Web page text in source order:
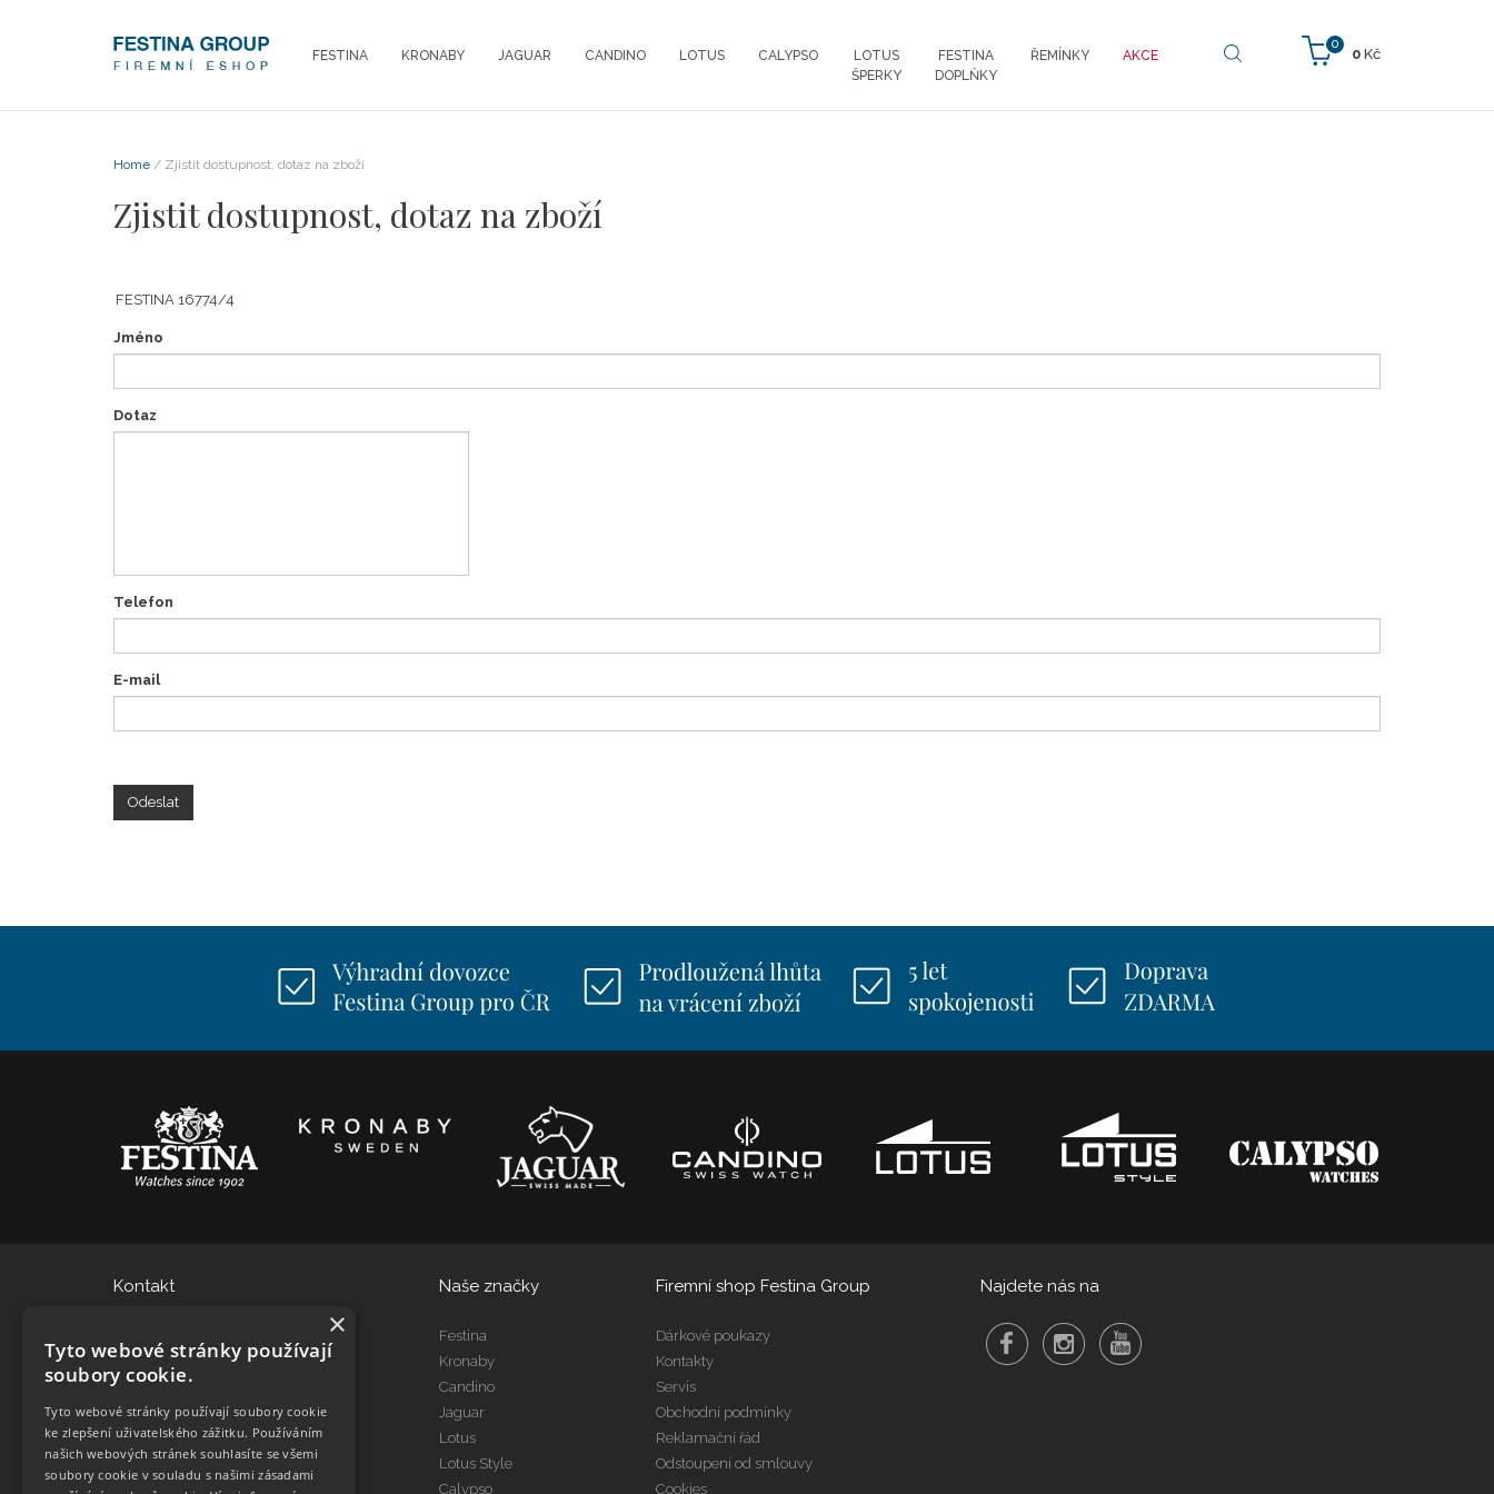
0
0 Kč
FESTINA KRONABY JAGUAR CANDINO LOTUS CALYPSO
LOTUS
ŠPERKY
FESTINA
DOPLŇKY
ŘEMÍNKY AKCE
Home / Zjistit dostupnost, dotaz na zboží
Zjistit dostupnost, dotaz na zboží
Jméno
Dotaz
Telefon
E-mail
Odeslat
Kontakt
466 615 080
Kontakt Servis
servis@dtgroup.cz
466 615 078
Naše značky
Festina
Kronaby
Candino
Jaguar
Lotus
Lotus Style
Calypso
Firemní shop Festina Group
Dárkové poukazy
Kontakty
Servis
Obchodní podmínky
Reklamační řád
Odstoupení od smlouvy
Cookies
Najdete nás na
×
Tyto webové stránky používají
soubory cookie.
Tyto webové stránky používají soubory cookie
ke zlepšení uživatelského zážitku. Používáním
našich webových stránek souhlasíte se všemi
soubory cookie v souladu s našimi zásadami